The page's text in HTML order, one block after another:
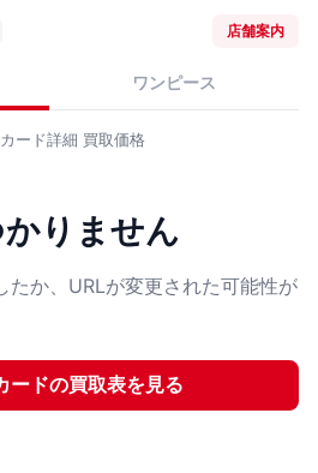
店舗案内
ワンピース
カード詳細 買取価格
りません
たか、URLが変更された可能性が
ードの買取表を見る